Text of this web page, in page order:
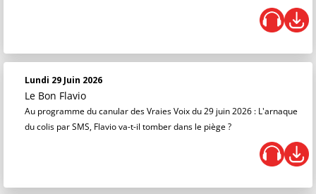
Lundi 29 Juin 2026
Le Bon Flavio
Au programme du canular des Vraies Voix du 29 juin 2026 : L'arnaque
du colis par SMS, Flavio va-t-il tomber dans le piège ?